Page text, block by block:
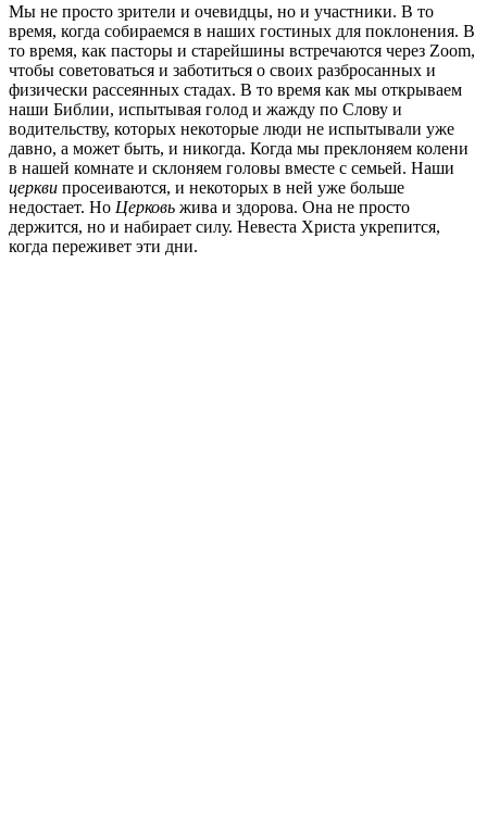
Мы не просто зрители и очевидцы, но и участники. В то
время, когда собираемся в наших гостиных для поклонения. В
то время, как пасторы и старейшины встречаются через Zoom,
чтобы советоваться и заботиться о своих разбросанных и
физически рассеянных стадах. В то время как мы открываем
наши Библии, испытывая голод и жажду по Слову и
водительству, которых некоторые люди не испытывали уже
давно, а может быть, и никогда. Когда мы преклоняем колени
в нашей комнате и склоняем головы вместе с семьей. Наши
церкви просеиваются, и некоторых в ней уже больше
недостает. Но Церковь жива и здорова. Она не просто
держится, но и набирает силу. Невеста Христа укрепится,
когда переживет эти дни.